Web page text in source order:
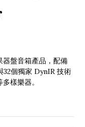
器盤音箱產品，配備
32個獨家 DynIR 技術
樣樂器。